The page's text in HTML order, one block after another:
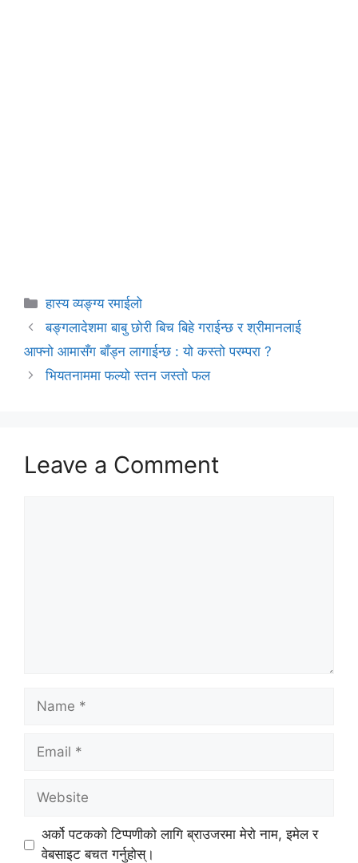
Categories
हास्य व्यङ्ग्य रमाईलो
बङ्गलादेशमा बाबु छोरी बिच बिहे गराईन्छ र श्रीमानलाई
आफ्नो आमासँग बाँड्न लागाईन्छ : यो कस्तो परम्परा ?
भियतनाममा फल्यो स्तन जस्तो फल
Leave a Comment
Name
Email
Website
अर्को पटकको टिप्पणीको लागि ब्राउजरमा मेरो नाम, इमेल र
वेबसाइट बचत गर्नुहोस्।